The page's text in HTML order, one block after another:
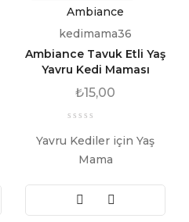
Ambiance
kedimama36
Ambiance Tavuk Etli Yaş
Yavru Kedi Maması
₺15,00
Yavru Kediler için Yaş
Mama